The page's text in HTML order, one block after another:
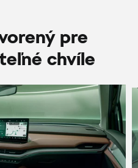
pre
chvíle